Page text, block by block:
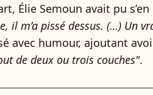
Élie Semoun avait pu s’en
il m’a pissé dessus. (…) Un
avec humour, ajoutant
de deux ou trois couches".